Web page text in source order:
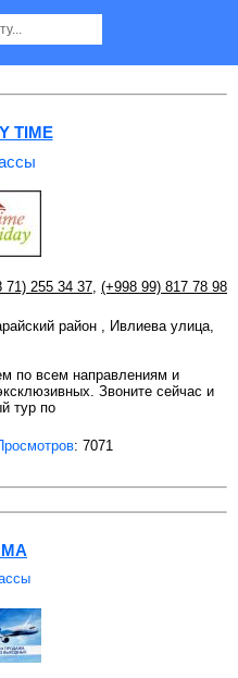
4
TIME
71) 255 34 37 (+998 99) 817 78 98
район , Ивлиева улица,
по всем направлениям и
Звоните сейчас и
тур по
: 7071